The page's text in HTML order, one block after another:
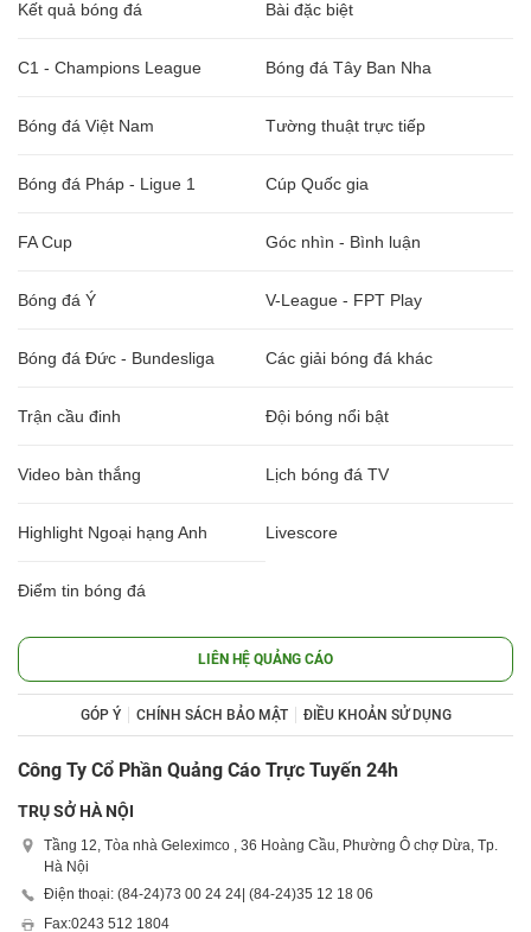
Kết quả bóng đá Bài đặc biệt
C1 - Champions League Bóng đá Tây Ban Nha
Bóng đá Việt Nam Tường thuật trực tiếp
Bóng đá Pháp - Ligue 1 Cúp Quốc gia
FA Cup Góc nhìn - Bình luận
Bóng đá Ý V-League - FPT Play
Bóng đá Đức - Bundesliga Các giải bóng đá khác
Trận cầu đinh Đội bóng nổi bật
Video bàn thắng Lịch bóng đá TV
Highlight Ngoại hạng Anh Livescore
Điểm tin bóng đá
LIÊN HỆ QUẢNG CÁO
GÓP Ý CHÍNH SÁCH BẢO MẬT ĐIỀU KHOẢN SỬ DỤNG
Công Ty Cổ Phần Quảng Cáo Trực Tuyến 24h
TRỤ SỞ HÀ NỘI
Tầng 12, Tòa nhà Geleximco , 36 Hoàng Cầu, Phường Ô chợ Dừa, Tp.
Hà Nội
Điện thoại: (84-24)73 00 24 24| (84-24)35 12 18 06
Fax:0243 512 1804